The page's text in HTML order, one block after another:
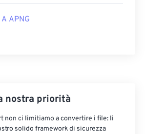
APNG
nostra priorità
non ci limitiamo a convertire i file: li
solido framework di sicurezza